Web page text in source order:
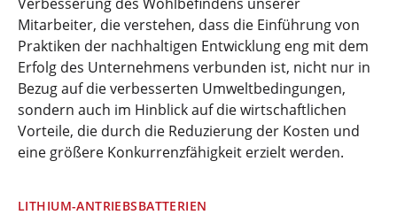
Mitarbeiter, die verstehen, dass die Einführung von
Praktiken der nachhaltigen Entwicklung eng mit dem
Erfolg des Unternehmens verbunden ist, nicht nur in
Bezug auf die verbesserten Umweltbedingungen,
sondern auch im Hinblick auf die wirtschaftlichen
Vorteile, die durch die Reduzierung der Kosten und
eine größere Konkurrenzfähigkeit erzielt werden.
LITHIUM-ANTRIEBSBATTERIEN